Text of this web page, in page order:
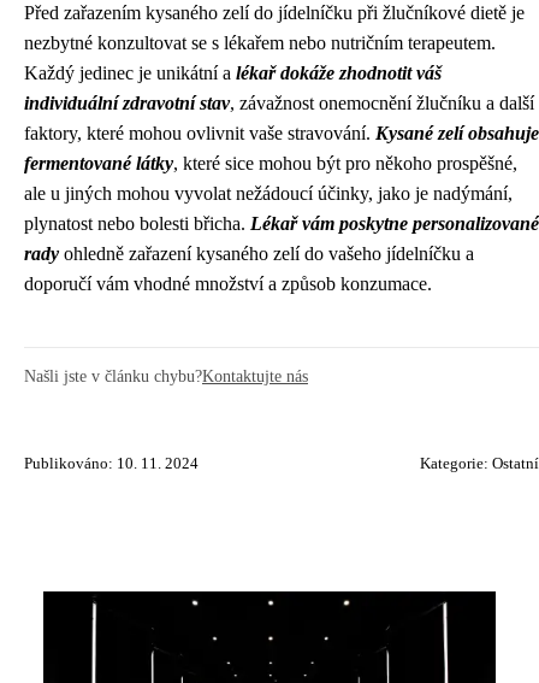
Před zařazením kysaného zelí do jídelníčku při žlučníkové dietě je
nezbytné konzultovat se s lékařem nebo nutričním terapeutem.
Každý jedinec je unikátní a lékař dokáže zhodnotit váš
individuální zdravotní stav, závažnost onemocnění žlučníku a další
faktory, které mohou ovlivnit vaše stravování. Kysané zelí obsahuje
fermentované látky, které sice mohou být pro někoho prospěšné,
ale u jiných mohou vyvolat nežádoucí účinky, jako je nadýmání,
plynatost nebo bolesti břicha. Lékař vám poskytne personalizované
rady ohledně zařazení kysaného zelí do vašeho jídelníčku a
doporučí vám vhodné množství a způsob konzumace.
Našli jste v článku chybu?Kontaktujte nás
Publikováno: 10. 11. 2024 Kategorie: Ostatní